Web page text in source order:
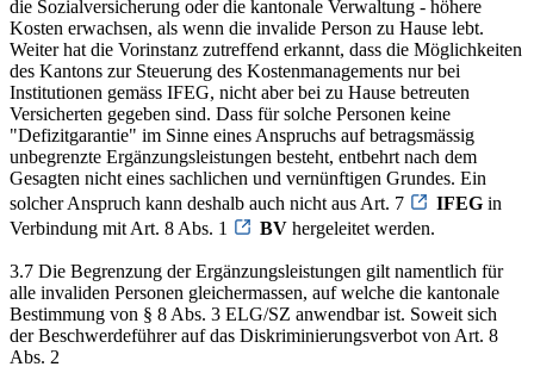
die Sozialversicherung oder die kantonale Verwaltung - höhere
Kosten erwachsen, als wenn die invalide Person zu Hause lebt.
Weiter hat die Vorinstanz zutreffend erkannt, dass die Möglichkeiten
des Kantons zur Steuerung des Kostenmanagements nur bei
Institutionen gemäss IFEG, nicht aber bei zu Hause betreuten
Versicherten gegeben sind. Dass für solche Personen keine
"Defizitgarantie" im Sinne eines Anspruchs auf betragsmässig
unbegrenzte Ergänzungsleistungen besteht, entbehrt nach dem
Gesagten nicht eines sachlichen und vernünftigen Grundes. Ein
solcher Anspruch kann deshalb auch nicht aus Art. 7
IFEG in
Verbindung mit Art. 8 Abs. 1
BV hergeleitet werden.
3.7 Die Begrenzung der Ergänzungsleistungen gilt namentlich für
alle invaliden Personen gleichermassen, auf welche die kantonale
Bestimmung von § 8 Abs. 3 ELG/SZ anwendbar ist. Soweit sich
der Beschwerdeführer auf das Diskriminierungsverbot von Art. 8
Abs. 2